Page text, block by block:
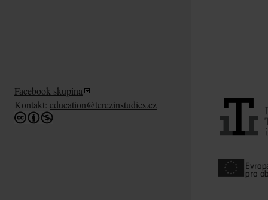
Facebook skupina
Kontakt: education@terezinstudies.cz